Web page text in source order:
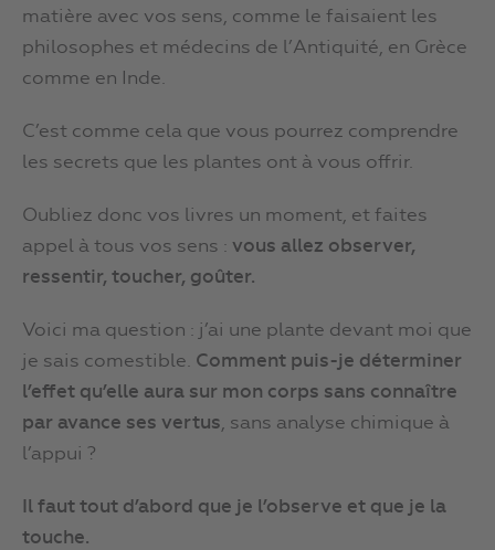
matière avec vos sens, comme le faisaient les
philosophes et médecins de l’Antiquité, en Grèce
comme en Inde.
C’est comme cela que vous pourrez comprendre
les secrets que les plantes ont à vous offrir.
Oubliez donc vos livres un moment, et faites
appel à tous vos sens : vous allez observer,
ressentir, toucher, goûter.
Voici ma question : j’ai une plante devant moi que
je sais comestible. Comment puis-je déterminer
l’effet qu’elle aura sur mon corps sans connaître
par avance ses vertus, sans analyse chimique à
l’appui ?
Il faut tout d’abord que je l’observe et que je la
touche.